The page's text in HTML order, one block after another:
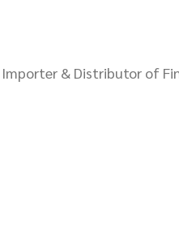
Importer & Distributor of